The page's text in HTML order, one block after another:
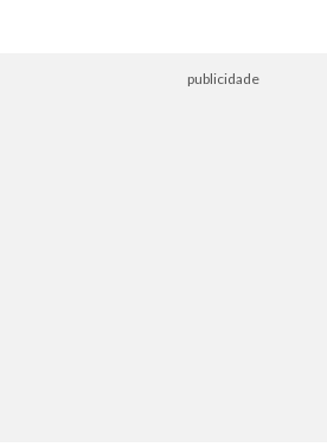
publicidade